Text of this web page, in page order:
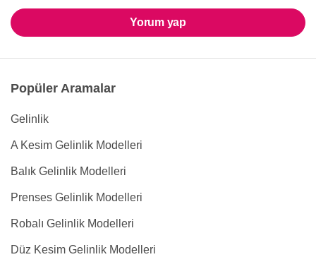
Yorum yap
Popüler Aramalar
Gelinlik
A Kesim Gelinlik Modelleri
Balık Gelinlik Modelleri
Prenses Gelinlik Modelleri
Robalı Gelinlik Modelleri
Düz Kesim Gelinlik Modelleri